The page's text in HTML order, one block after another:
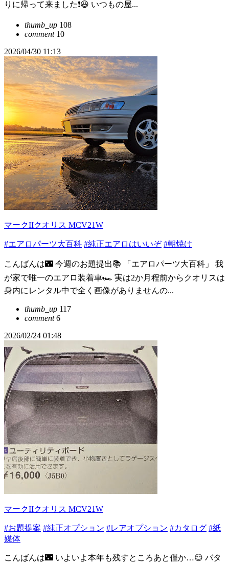
りに帰って来ました❗️😆 いつもの屋...
thumb_up 108
comment10
2026/04/30 11:13
マークIIクオリス MCV21W
#エアロパーツ大百科 #純正エアロはいいぞ #朝焼け
こんばんは🌃 今週のお題提出📚 「エアロパーツ大百科」 我
が家で唯一のエアロ装着車🏎 実は2か月程前からクオリスは
身内にレンタル中で全く画像がありませんの...
thumb_up 117
comment6
2026/02/24 01:48
マークIIクオリス MCV21W
#お題提案 #純正オプション #レアオプション #カタログ #紙
媒体
こんばんは🌃 いよいよ本年も残すところあと僅か…😌 バタ